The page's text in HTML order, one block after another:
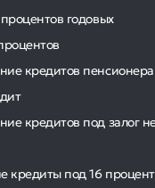
годовых
кредитов
кредитов под залог
кредиты под 16